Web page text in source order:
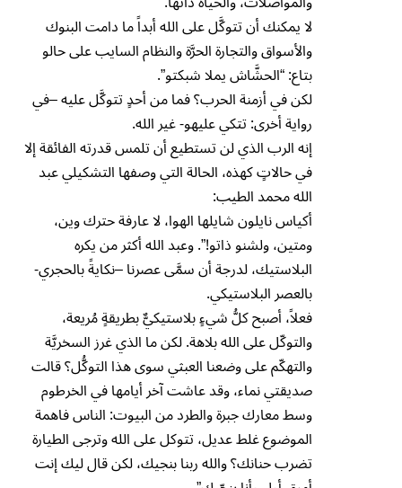
لا يمكنك أن تتوكَّل على الله أبداً ما دامت البنوك
والأسواق والتجارة الحرَّة والنظام السايب على حالو
بتاع: “الحشَّاش يملا شبكتو”.
لكن في أزمنة الحرب؟ فما من أحدٍ تتوكَّل عليه –في
رواية أخرى: تتكي عليهو- غير الله.
إنه الرب الذي لن تستطيع أن تلمس قدرته الفائقة إلا
في حالاتٍ كهذه، الحالة التي وصفها التشكيلي عبد
الله محمد الطيب:
أكياس نايلون شايلها الهوا، لا عارفة حترك وين،
ومتين، ولشنو ذاتو!”. وعبد الله أكثر من يكره
البلاستيك، لدرجة أن سمَّى عصرنا –نكايةً بالحجري-
بالعصر البلاستيكي.
فعلاً، أصبح كلُّ شيءٍ بلاستيكيٌّ بطريقةٍ مُريعة،
والتوكّل على الله بلاهة. لكن ما الذي غرز السخريَّة
والتهكّم على وضعنا العبثي سوى هذا التوكُّل؟ قالت
صديقتي نماء، وقد عاشت آخر أيامها في الخرطوم
وسط معارك جبرة والطرد من البيوت: الناس فاهمة
الموضوع غلط عديل، تتوكل على الله وترجى الطيارة
تضرب حنانك؟ والله ربنا بنجيك، لكن قال ليك إنت